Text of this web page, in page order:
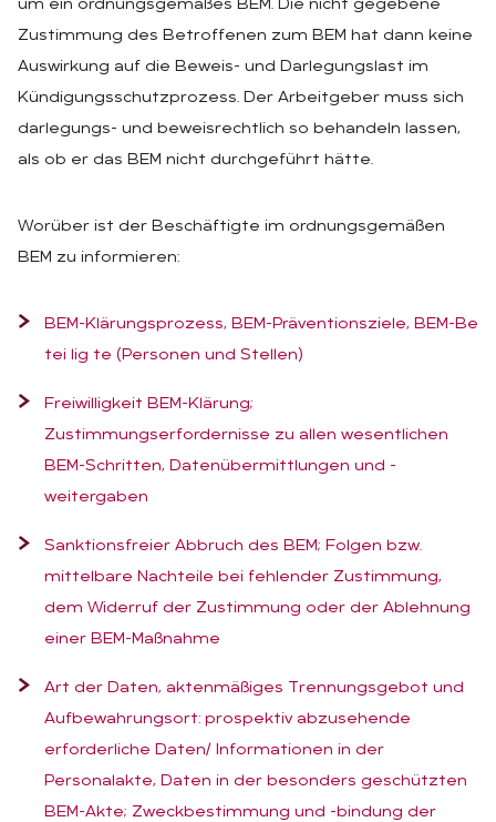
um ein ordnungsgemäßes BEM. Die nicht gegebene
Zustimmung des Betroffenen zum BEM hat dann keine
Auswirkung auf die Beweis- und Darlegungslast im
Kündigungsschutzprozess. Der Arbeitgeber muss sich
darlegungs- und beweisrechtlich so behandeln lassen,
als ob er das BEM nicht durchgeführt hätte.
Worüber ist der Beschäftigte im ordnungsgemäßen
BEM zu informieren:
BEM-Klärungsprozess, BEM-Präventionsziele, BEM-Be
tei lig te (Personen und Stellen)
Freiwilligkeit BEM-Klärung;
Zustimmungserfordernisse zu allen wesentlichen
BEM-Schritten, Datenübermittlungen und -
weitergaben
Sanktionsfreier Abbruch des BEM; Folgen bzw.
mittelbare Nachteile bei fehlender Zustimmung,
dem Widerruf der Zustimmung oder der Ablehnung
einer BEM-Maßnahme
Art der Daten, aktenmäßiges Trennungsgebot und
Aufbewahrungsort: prospektiv abzusehende
erforderliche Daten/ Informationen in der
Personalakte, Daten in der besonders geschützten
BEM-Akte; Zweckbestimmung und -bindung der